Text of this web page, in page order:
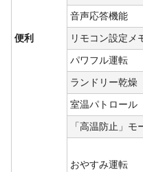
便利
音声応答機能
リモコン設定メ
パワフル運転
ランドリー乾燥
室温パトロール
「高温防止」モ
おやすみ運転